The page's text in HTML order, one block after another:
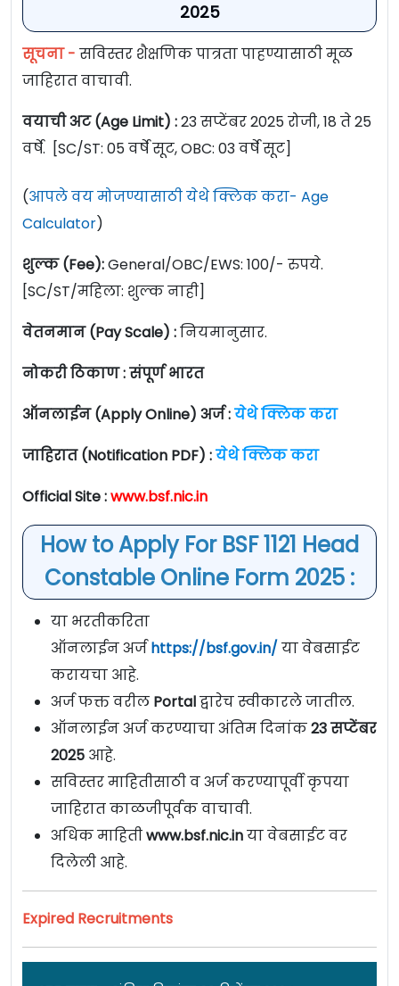
2025
सूचना - सविस्तर शैक्षणिक पात्रता पाहण्यासाठी मूळ
जाहिरात वाचावी.
वयाची अट (Age Limit) :23 सप्टेंबर 2025 रोजी, 18 ते 25
वर्षे. [SC/ST: 05 वर्षे सूट, OBC: 03 वर्षे सूट]
(आपले वय मोजण्यासाठी येथे क्लिक करा- Age
Calculator)
शुल्क (Fee):General/OBC/EWS: 100/- रुपये.
[SC/ST/महिला: शुल्क नाही]
वेतनमान (Pay Scale) :नियमानुसार.
नोकरी ठिकाण : संपूर्ण भारत
ऑनलाईन (Apply Online) अर्ज :येथे क्लिक करा
जाहिरात (Notification PDF) :येथे क्लिक करा
Official Site :www.bsf.nic.in
How to Apply For BSF 1121 Head
Constable Online Form 2025 :
या भरतीकरिता
ऑनलाईन अर्जhttps://bsf.gov.in/ या वेबसाईट
करायचा आहे.
अर्ज फक्त वरील Portalद्वारेच स्वीकारले जातील.
ऑनलाईन अर्ज करण्याचा अंतिम दिनांक23 सप्टेंबर
2025 आहे.
सविस्तर माहितीसाठी व अर्ज करण्यापूर्वी कृपया
जाहिरात काळजीपूर्वक वाचावी.
अधिक माहितीwww.bsf.nic.inया वेबसाईट वर
दिलेली आहे.
Expired Recruitments